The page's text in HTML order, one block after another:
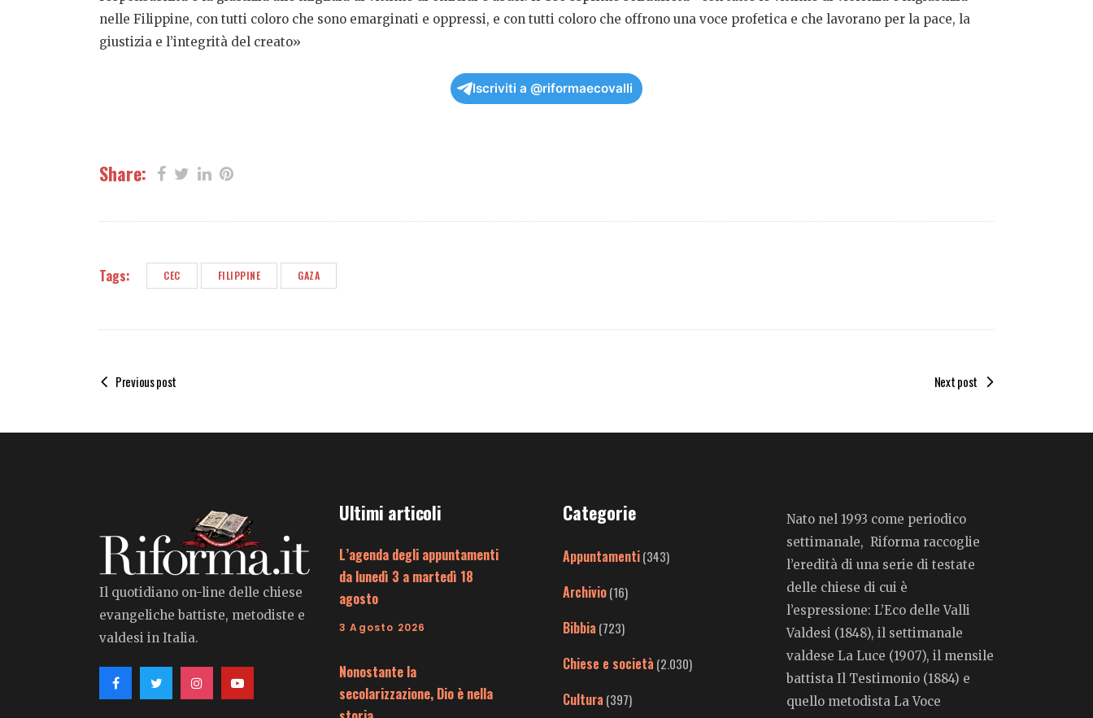
nelle Filippine, con tutti coloro che sono emarginati e oppressi, e con tutti coloro che offrono una voce profetica e che lavorano per la pace, la
giustizia e l’integrità del creato»
Iscriviti a @riformaecovalli
Share:
Tags: CEC FILIPPINE GAZA
Previous post Next post
Il quotidiano on-line delle chiese
evangeliche battiste, metodiste e
valdesi in Italia.
Ultimi articoli
L’agenda degli appuntamenti
da lunedì 3 a martedì 18
agosto
3 Agosto 2026
Nonostante la
secolarizzazione, Dio è nella
Categorie
Appuntamenti(343)
Archivio(16)
Bibbia (723)
Chiese e società (2.030)
Cultura (397)
Nato nel 1993 come periodico
settimanale, Riforma raccoglie
l’eredità di una serie di testate
delle chiese di cui è
l’espressione: L’Eco delle Valli
Valdesi (1848), il settimanale
valdese La Luce (1907), il mensile
battista Il Testimonio (1884) e
quello metodista La Voce